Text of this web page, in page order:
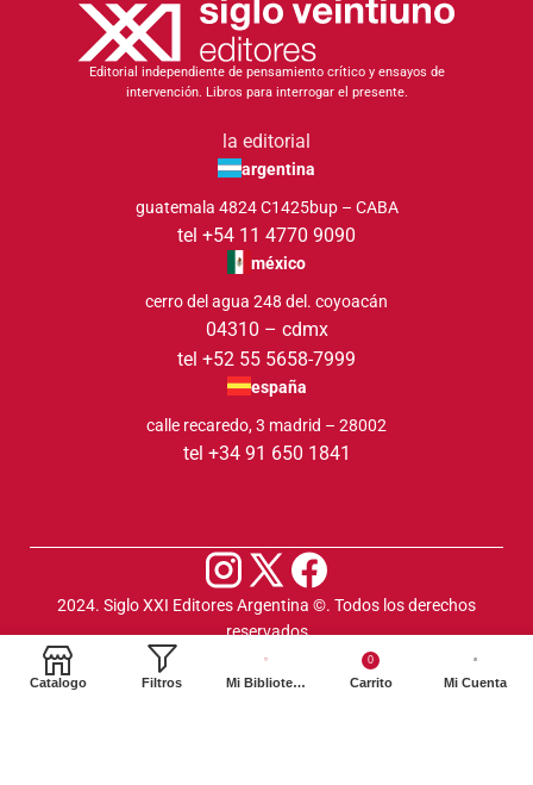
Editorial independiente de pensamiento crítico y ensayos de
intervención. Libros para interrogar el presente.
la editorial
argentina
guatemala 4824 C1425bup – CABA
tel +54 11 4770 9090
méxico
cerro del agua 248 del. coyoacán
04310 – cdmx
tel +52 55 5658-7999
españa
calle recaredo, 3 madrid – 28002
tel +34 91 650 1841
2024. Siglo XXI Editores Argentina ©️. Todos los derechos
reservados
Catalogo Filtros Mi Biblioteca
0
Carrito Mi Cuenta